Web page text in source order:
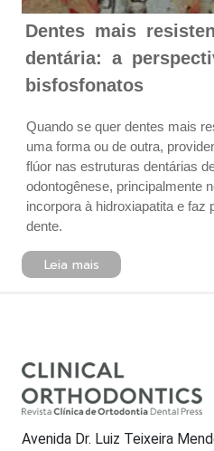
Dentes mais
dentária: a
bisfosfonatos
Quando se quer dentes mais
uma forma ou de outra,
flúor nas estruturas dentárias
odontogênese, principalmente
incorpora à hidroxiapatita e faz
dente.
Leia mais
Avenida Dr. Luiz Teixeira